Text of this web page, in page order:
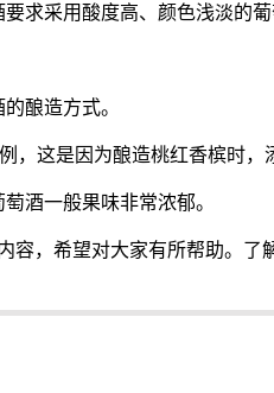
求采用酸度高、颜色浅淡的
酿造方式。
，这是因为酿造桃红香槟时
酒一般果味非常浓郁。
，希望对大家有所帮助。